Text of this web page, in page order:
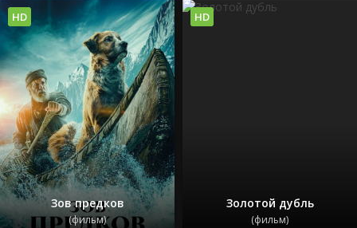
Зов предков
(фильм)
HD
Золотой дубль
(фильм)
HD